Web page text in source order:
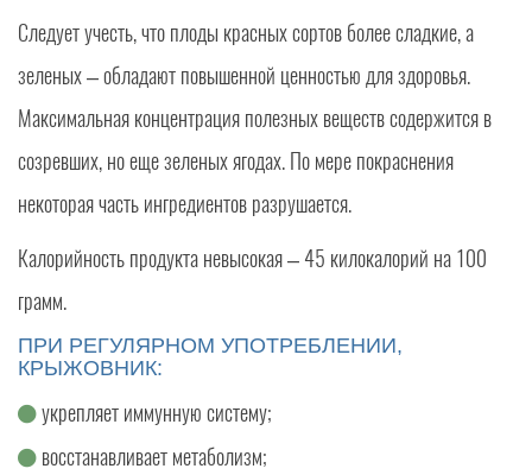
Следует учесть, что плоды красных сортов более сладкие, а
зеленых – обладают повышенной ценностью для здоровья.
Максимальная концентрация полезных веществ содержится в
созревших, но еще зеленых ягодах. По мере покраснения
некоторая часть ингредиентов разрушается.
Калорийность продукта невысокая – 45 килокалорий на 100
грамм.
ПРИ РЕГУЛЯРНОМ УПОТРЕБЛЕНИИ,
КРЫЖОВНИК:
укрепляет иммунную систему;
восстанавливает метаболизм;